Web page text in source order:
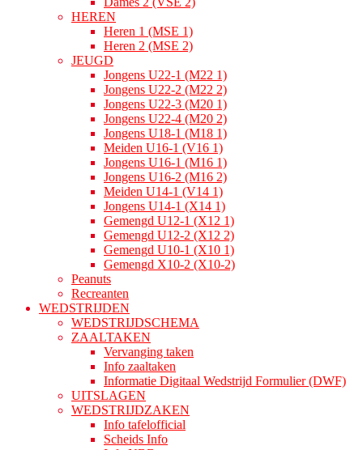
HEREN
Heren 1 (MSE 1)
Heren 2 (MSE 2)
JEUGD
Jongens U22-1 (M22 1)
Jongens U22-2 (M22 2)
Jongens U22-3 (M20 1)
Jongens U22-4 (M20 2)
Jongens U18-1 (M18 1)
Meiden U16-1 (V16 1)
Jongens U16-1 (M16 1)
Jongens U16-2 (M16 2)
Meiden U14-1 (V14 1)
Jongens U14-1 (X14 1)
Gemengd U12-1 (X12 1)
Gemengd U12-2 (X12 2)
Gemengd U10-1 (X10 1)
Gemengd X10-2 (X10-2)
Peanuts
Recreanten
WEDSTRIJDEN
WEDSTRIJDSCHEMA
ZAALTAKEN
Vervanging taken
Info zaaltaken
Informatie Digitaal Wedstrijd Formulier (DWF)
UITSLAGEN
WEDSTRIJDZAKEN
Info tafelofficial
Scheids Info